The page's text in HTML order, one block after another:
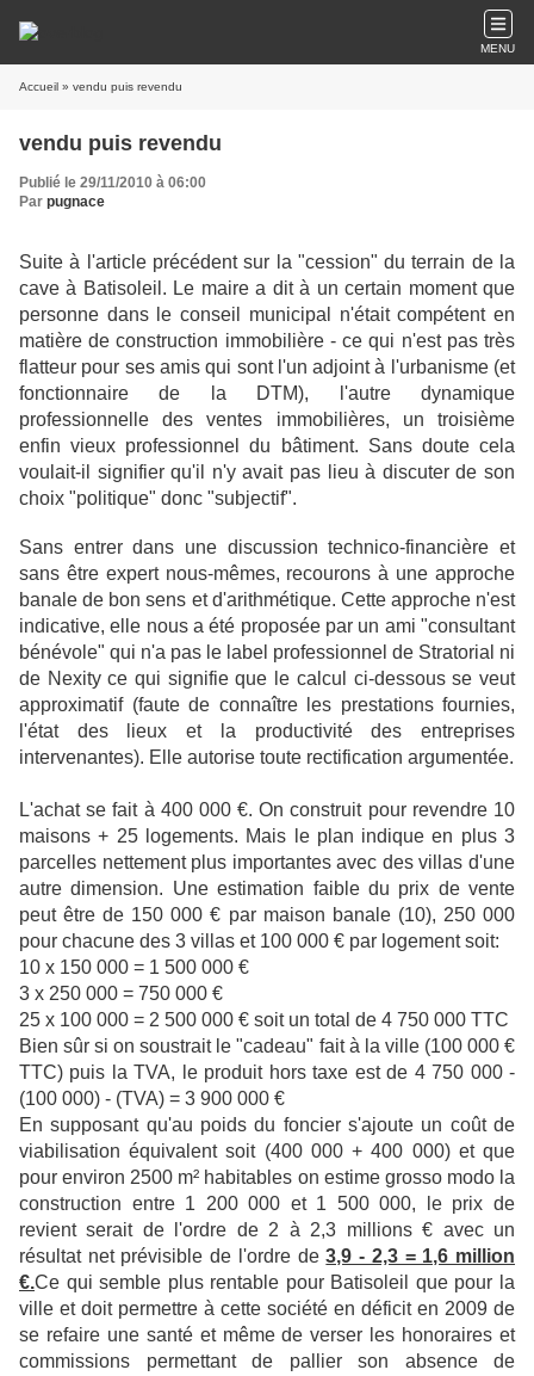
MENU
Accueil » vendu puis revendu
vendu puis revendu
Publié le 29/11/2010 à 06:00
Par pugnace
Suite à l'article précédent sur la "cession" du terrain de la
cave à Batisoleil. Le maire a dit à un certain moment que
personne dans le conseil municipal n'était compétent en
matière de construction immobilière - ce qui n'est pas très
flatteur pour ses amis qui sont l'un adjoint à l'urbanisme (et
fonctionnaire de la DTM), l'autre dynamique
professionnelle des ventes immobilières, un troisième
enfin vieux professionnel du bâtiment. Sans doute cela
voulait-il signifier qu'il n'y avait pas lieu à discuter de son
choix "politique" donc "subjectif".
Sans entrer dans une discussion technico-financière et
sans être expert nous-mêmes, recourons à une approche
banale de bon sens et d'arithmétique. Cette approche n'est
indicative, elle nous a été proposée par un ami "consultant
bénévole" qui n'a pas le label professionnel de Stratorial ni
de Nexity ce qui signifie que le calcul ci-dessous se veut
approximatif (faute de connaître les prestations fournies,
l'état des lieux et la productivité des entreprises
intervenantes). Elle autorise toute rectification argumentée.
L'achat se fait à 400 000 €. On construit pour revendre 10
maisons + 25 logements. Mais le plan indique en plus 3
parcelles nettement plus importantes avec des villas d'une
autre dimension. Une estimation faible du prix de vente
peut être de 150 000 € par maison banale (10), 250 000
pour chacune des 3 villas et 100 000 € par logement soit:
10 x 150 000 = 1 500 000 €
3 x 250 000 = 750 000 €
25 x 100 000 = 2 500 000 € soit un total de 4 750 000 TTC
Bien sûr si on soustrait le "cadeau" fait à la ville (100 000 €
TTC) puis la TVA, le produit hors taxe est de 4 750 000 -
(100 000) - (TVA) = 3 900 000 €
En supposant qu'au poids du foncier s'ajoute un coût de
viabilisation équivalent soit (400 000 + 400 000) et que
pour environ 2500 m² habitables on estime grosso modo la
construction entre 1 200 000 et 1 500 000, le prix de
revient serait de l'ordre de 2 à 2,3 millions € avec un
résultat net prévisible de l'ordre de3,9 - 2,3 = 1,6 million
€.Ce qui semble plus rentable pour Batisoleil que pour la
ville et doit permettre à cette société en déficit en 2009 de
se refaire une santé et même de verser les honoraires et
commissions permettant de pallier son absence de